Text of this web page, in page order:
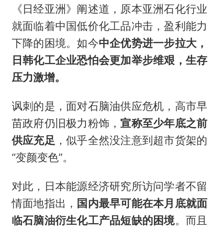
《日经亚洲》阐述道，原本亚洲石化行业
就面临着中国低价化工品冲击，盈利能力
下降的困境。如今中企优势进一步拉大，
日韩化工企业恐怕会更加举步维艰，生存
压力激增。
讽刺的是，面对石脑油供应危机，高市早
苗政府仍旧极力粉饰，宣称至少年底之前
供应充足 ，似乎全然没注意到超市货架的
“变颜变色”。
对此，日本能源经济研究所访问学者不留
情面地指出， 国内最早可能在本月底就面
临石脑油衍生化工产品短缺的困境。而且